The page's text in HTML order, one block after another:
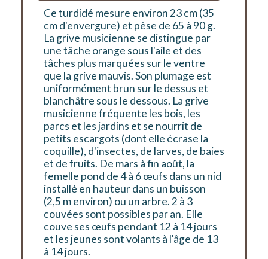
Ce turdidé mesure environ 23 cm (35
cm d'envergure) et pèse de 65 à 90 g.
La grive musicienne se distingue par
une tâche orange sous l'aile et des
tâches plus marquées sur le ventre
que la grive mauvis. Son plumage est
uniformément brun sur le dessus et
blanchâtre sous le dessous. La grive
musicienne fréquente les bois, les
parcs et les jardins et se nourrit de
petits escargots (dont elle écrase la
coquille), d'insectes, de larves, de baies
et de fruits. De mars à fin août, la
femelle pond de 4 à 6 œufs dans un nid
installé en hauteur dans un buisson
(2,5 m environ) ou un arbre. 2 à 3
couvées sont possibles par an. Elle
couve ses œufs pendant 12 à 14 jours
et les jeunes sont volants à l'âge de 13
à 14 jours.